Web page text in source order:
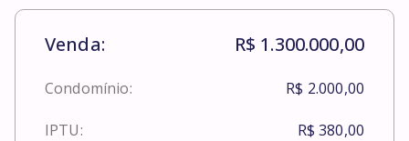
Venda: R$ 1.300.000,00
Condomínio: R$ 2.000,00
IPTU: R$ 380,00